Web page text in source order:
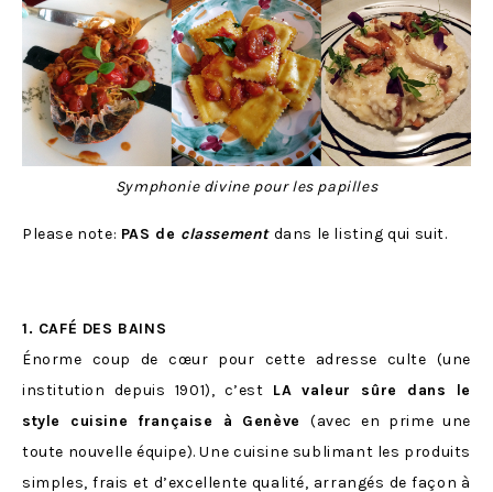
Symphonie divine pour les papilles
Please note: PAS de classement dans le listing qui suit.
1. CAFÉ DES BAINS
Énorme coup de cœur pour cette adresse culte (une
institution depuis 1901), c’est LA valeur sûre dans le
style cuisine française à Genève (avec en prime une
toute nouvelle équipe). Une cuisine sublimant les produits
simples, frais et d’excellente qualité, arrangés de façon à